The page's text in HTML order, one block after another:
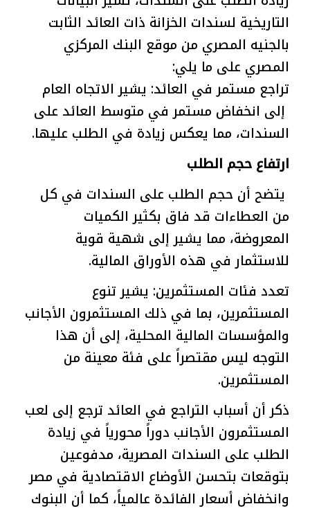
التاريخية لسندات الخزانة ذات العائد الثابت
بالجنيه المصري من موقع البنك المركزي
المصري على ما يلي:
تراجع مستمر في العائد: يشير الاتجاه العام
إلى انخفاض مستمر في متوسط العائد على
السندات، مما يعكس زيادة في الطلب عليها.
ارتفاع حجم الطلب
يتضح أن حجم الطلب على السندات في كل
من العطاءات قد فاق بكثير الكميات
المعروضة، مما يشير إلى شهية قوية
للاستثمار في هذه الأوراق المالية.
تعدد فئات المستثمرين: يشير تنوع
المستثمرين، بما في ذلك المستثمرون الأجانب
والمؤسسات المالية المحلية، إلى أن هذا
التوجه ليس مقتصراً على فئة معينة من
المستثمرين.
ذكر أن أسباب التراجع في العائد ترجع إلى لعب
المستثمرون الأجانب دوراً محورياً في زيادة
الطلب على السندات المصرية، مدفوعين
بتوقعات بتحسن الأوضاع الاقتصادية في مصر
وانخفاض أسعار الفائدة عالمياً، كما أن البنوك